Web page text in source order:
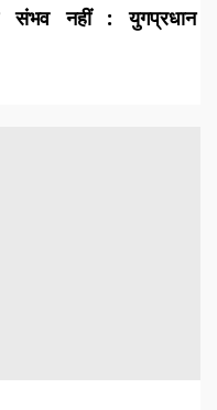
संभव नहीं : युगप्रधान